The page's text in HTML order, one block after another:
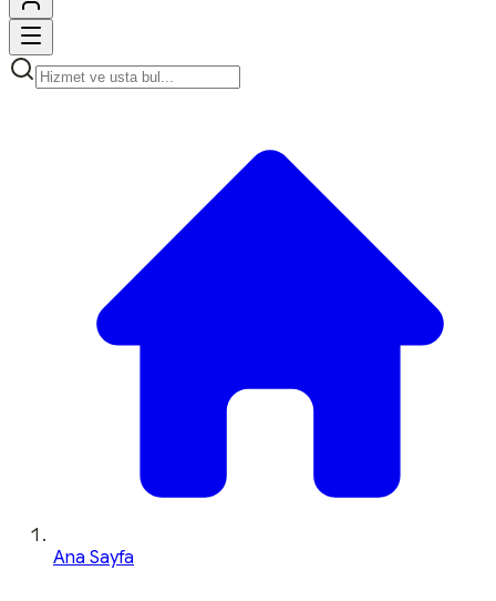
Ana Sayfa